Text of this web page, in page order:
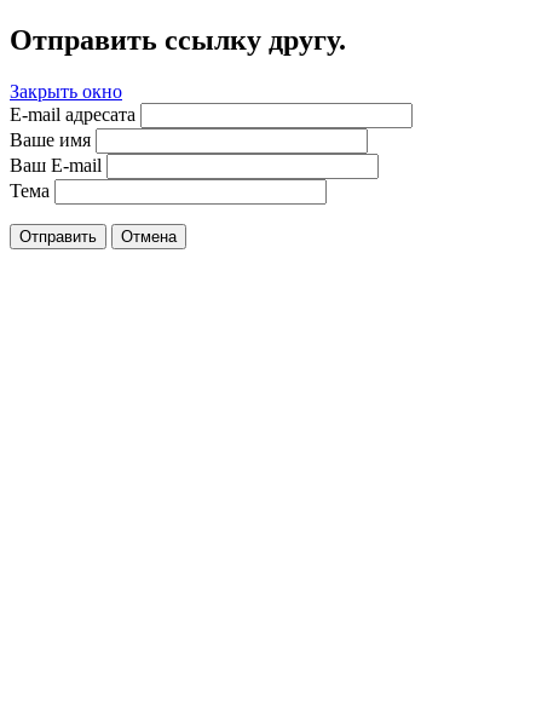
Отправить ссылку другу.
Закрыть окно
E-mail адресата
Ваше имя
Ваш E-mail
Тема
Отправить Отмена